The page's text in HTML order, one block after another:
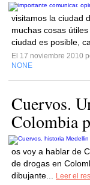
visitamos la ciudad
muchas cosas
ciudad es posible,
El 17 noviembre 2010
NONE
Cuervos.
Colombia
os voy a hablar de
de drogas en
dibujante...
Leer el